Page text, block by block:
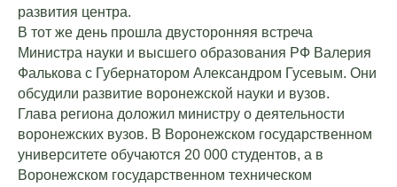
развития центра.
В тот же день прошла двусторонняя встреча
Министра науки и высшего образования РФ Валерия
Фалькова с Губернатором Александром Гусевым. Они
обсудили развитие воронежской науки и вузов.
Глава региона доложил министру о деятельности
воронежских вузов. В Воронежском государственном
университете обучаются 20 000 студентов, а в
Воронежском государственном техническом